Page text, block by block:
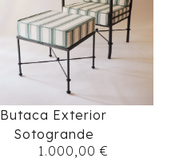
Butaca Exterior
Sotogrande
1.000,00€